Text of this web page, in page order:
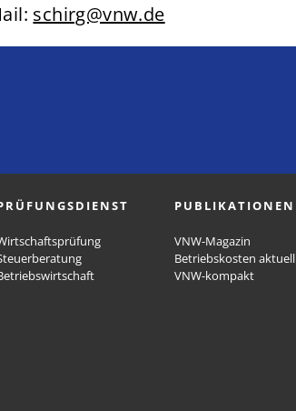
schirg@vnw.de
PUBLIKATIONEN
VNW-Magazin
Betriebskosten aktuell
VNW-kompakt